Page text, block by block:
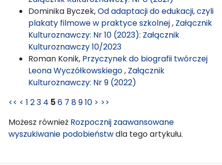
Dominika Byczek,Od adaptacji do edukacji, czyli
plakaty filmowe w praktyce szkolnej, Załącznik
Kulturoznawczy: Nr 10 (2023): Załącznik
Kulturoznawczy 10/2023
Roman Konik, Przyczynek do biografii twórczej
Leona Wyczółkowskiego, Załącznik
Kulturoznawczy: Nr 9 (2022)
<< < 1 23 4 56 7 8910 > >>
Możesz również Rozpocznij zaawansowane
wyszukiwanie podobieństwdla tego artykułu.